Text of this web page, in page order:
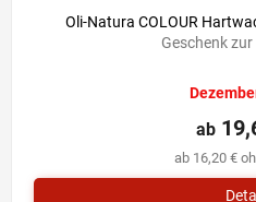
Oli-Natura COLOUR
Geschenk
ab 16,20 €
ab